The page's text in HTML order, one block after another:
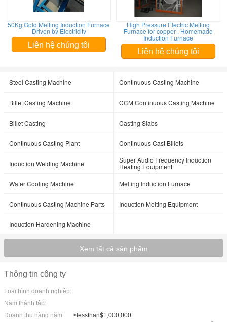
50Kg Gold Melting Induction Furnace
Driven by Electricity
Liên hệ chúng tôi
High Pressure Electric Melting
Furnace for copper , Homemade
Induction Furnace
Liên hệ chúng tôi
Steel Casting Machine Continuous Casting Machine
Billet Casting Machine CCM Continuous Casting Machine
Billet Casting Casting Slabs
Continuous Casting Plant Continuous Cast Billets
Induction Welding Machine Super Audio Frequency Induction
Heating Equipment
Water Cooling Machine
Melting Induction Furnace
Continuous Casting Machine Parts Induction Melting Equipment
Induction Hardening Machine
Xem tất cả sản phẩm
Thông tin công ty
Loại hình doanh nghiệp:
Năm thành lập:
Doanh thu hàng năm:
>lessthan$1,000,000